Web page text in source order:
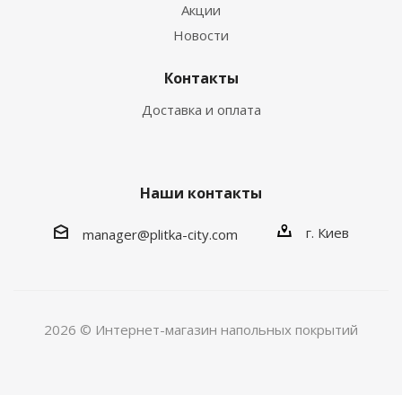
Акции
Новости
Контакты
Доставка и оплата
Наши контакты
manager@plitka-city.com г. Киев
2026 © Интернет-магазин напольных покрытий